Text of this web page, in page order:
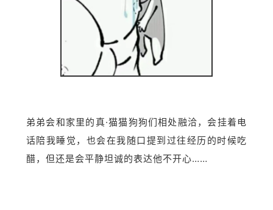
弟弟会和家里的真·猫猫狗狗们相处融洽，会挂着电
话陪我睡觉，也会在我随口提到过往经历的时候吃
醋，但还是会平静坦诚的表达他不开心……